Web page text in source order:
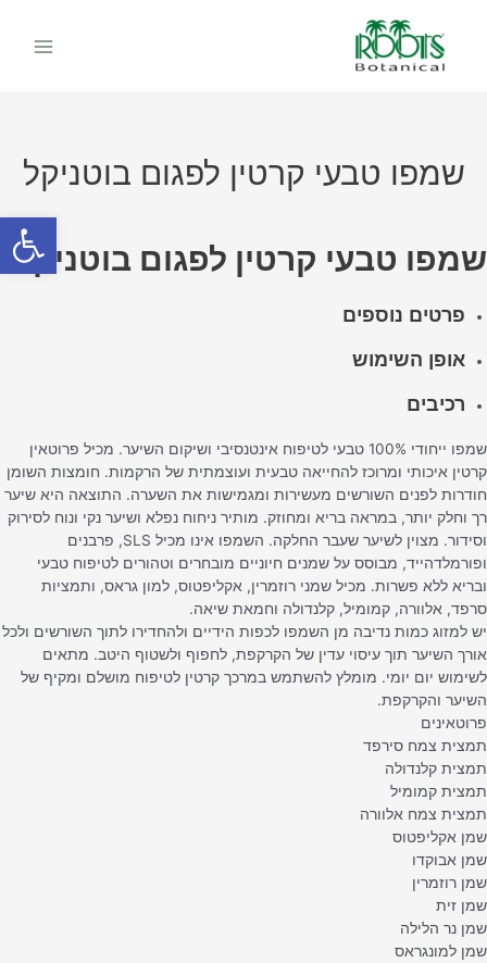
פתח
Menu
שמפו טבעי קרטין לפגום בוטניקל
שמפו טבעי קרטין לפגום בוטניקל
פרטים נוספים
אופן השימוש
רכיבים
שמפו ייחודי 100% טבעי לטיפוח אינטנסיבי ושיקום השיער. מכיל פרוטאין
קרטין איכותי ומרוכז להחייאה טבעית ועוצמתית של הרקמות. חומצות השומן
חודרות לפנים השורשים מעשירות ומגמישות את השערה. התוצאה היא שיער
רך וחלק יותר, במראה בריא ומחוזק. מותיר ניחוח נפלא ושיער נקי ונוח לסירוק
וסידור. מצוין לשיער שעבר החלקה. השמפו אינו מכיל SLS, פרבנים
ופורמלדהייד, מבוסס על שמנים חיוניים מובחרים וטהורים לטיפוח טבעי
ובריא ללא פשרות. מכיל שמני רוזמרין, אקליפטוס, למון גראס, ותמציות
סרפד, אלוורה, קמומיל, קלנדולה וחמאת שיאה.
יש למזוג כמות נדיבה מן השמפו לכפות הידיים ולהחדירו לתוך השורשים ולכל
אורך השיער תוך עיסוי עדין של הקרקפת, לחפוף ולשטוף היטב. מתאים
לשימוש יום יומי. מומלץ להשתמש במרכך קרטין לטיפוח מושלם ומקיף של
השיער והקרקפת.
פרוטאינים
תמצית צמח סירפד
תמצית קלנדולה
תמצית קמומיל
תמצית צמח אלוורה
שמן אקליפטוס
שמן אבוקדו
שמן רוזמרין
שמן זית
שמן נר הלילה
שמן למונגראס